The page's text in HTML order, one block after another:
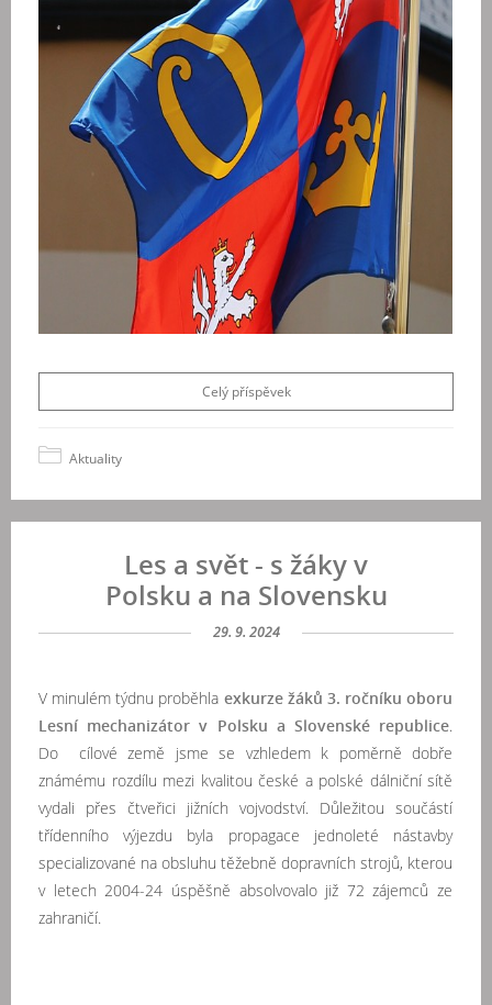
Celý příspěvek
Aktuality
Les a svět - s žáky v
Polsku a na Slovensku
29. 9. 2024
V minulém týdnu proběhla exkurze žáků 3. ročníku oboru
Lesní mechanizátor v Polsku a Slovenské republice.
Do cílové země jsme se vzhledem k poměrně dobře
známému rozdílu mezi kvalitou české a polské dálniční sítě
vydali přes čtveřici jižních vojvodství. Důležitou součástí
třídenního výjezdu byla propagace jednoleté nástavby
specializované na obsluhu těžebně dopravních strojů, kterou
v letech 2004-24 úspěšně absolvovalo již 72 zájemců ze
zahraničí.